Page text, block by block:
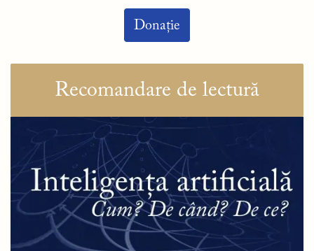
Donație
Recomandare de lectură